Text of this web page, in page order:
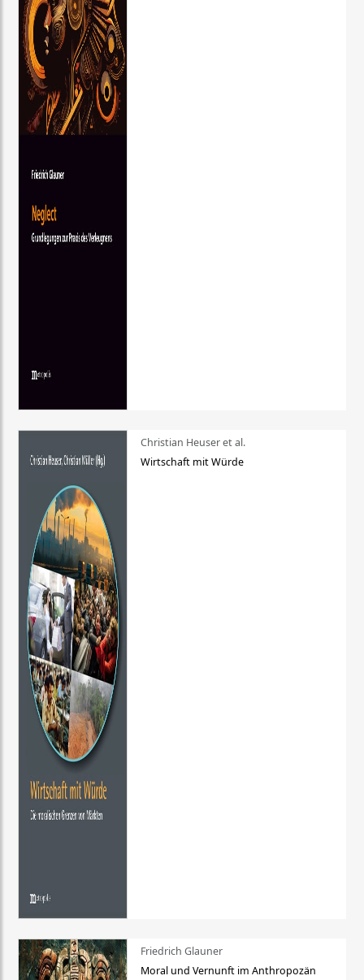
Christian Heuser et al.
Wirtschaft mit Würde
Friedrich Glauner
Moral und Vernunft im Anthropozän